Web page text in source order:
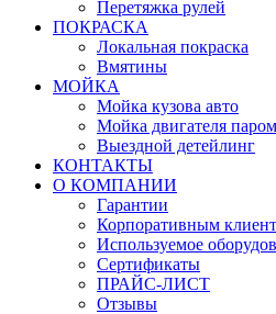
Перетяжка рулей
ПОКРАСКА
Локальная покраска
Вмятины
МОЙКА
Мойка кузова авто
Мойка двигателя паром
Выездной детейлинг
КОНТАКТЫ
О КОМПАНИИ
Гарантии
Корпоративным
Используемое
Сертификаты
ПРАЙС-ЛИСТ
Отзывы